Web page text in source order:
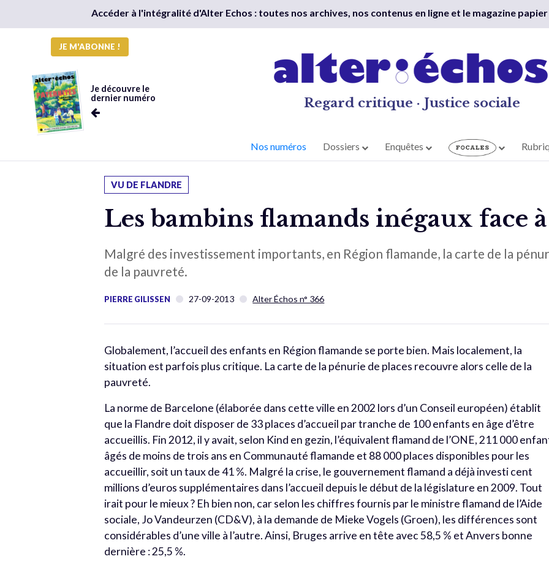
Accéder à l'intégralité d'Alter Echos : toutes nos archives, nos contenus en ligne et le magazine
JE M'ABONNE !
Je découvre le
dernier numéro
Regard critique · Justice sociale
Nos numéros Dossiers Enquêtes
VU DE FLANDRE
Les bambins flamands inégaux face
Malgré des investissement importants, en Région flamande, la carte de la
de la pauvreté.
PIERRE GILISSEN 27-09-2013 Alter Échos n° 366
Globalement, l’accueil des enfants en Région flamande se porte bien. Mais localement, la
situation est parfois plus critique. La carte de la pénurie de places recouvre alors celle de la
pauvreté.
La norme de Barcelone (élaborée dans cette ville en 2002 lors d’un Conseil européen) établit
que la Flandre doit disposer de 33 places d’accueil par tranche de 100 enfants en âge d’être
accueillis. Fin 2012, il y avait, selon Kind en gezin, l’équivalent flamand de l’ONE, 211 000
âgés de moins de trois ans en Communauté flamande et 88 000 places disponibles pour les
accueillir, soit un taux de 41 %. Malgré la crise, le gouvernement flamand a déjà investi cent
millions d’euros supplémentaires dans l’accueil depuis le début de la législature en 2009. Tout
irait pour le mieux ? Eh bien non, car selon les chiffres fournis par le ministre flamand de l’Aide
sociale, Jo Vandeurzen (CD&V), à la demande de Mieke Vogels (Groen), les différences sont
considérables d’une ville à l’autre. Ainsi, Bruges arrive en tête avec 58,5 % et Anvers bonne
dernière : 25,5 %.